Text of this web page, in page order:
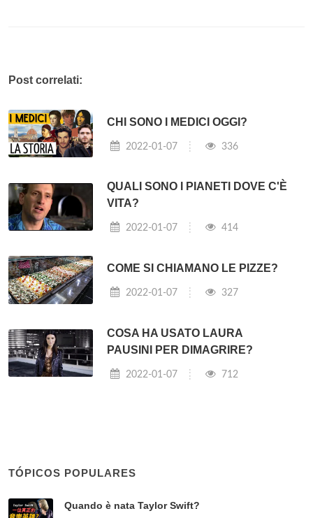
Post correlati:
CHI SONO I MEDICI OGGI?
2022-01-07 336
QUALI SONO I PIANETI DOVE C'È
VITA?
2022-01-07 414
COME SI CHIAMANO LE PIZZE?
2022-01-07 327
COSA HA USATO LAURA
PAUSINI PER DIMAGRIRE?
2022-01-07 712
TÓPICOS POPULARES
Quando è nata Taylor Swift?